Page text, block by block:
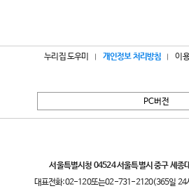
누리집 도우미 개인정보 처리방침 이
PC버전
서울특별시청 04524 서울특별시 중구 세종
대표전화:02-120또는02-731-2120(365일 24